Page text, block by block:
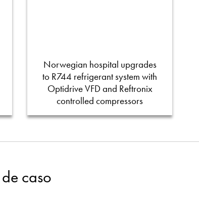
Norwegian hospital upgrades
to R744 refrigerant system with
Optidrive VFD and Reftronix
controlled compressors
caso